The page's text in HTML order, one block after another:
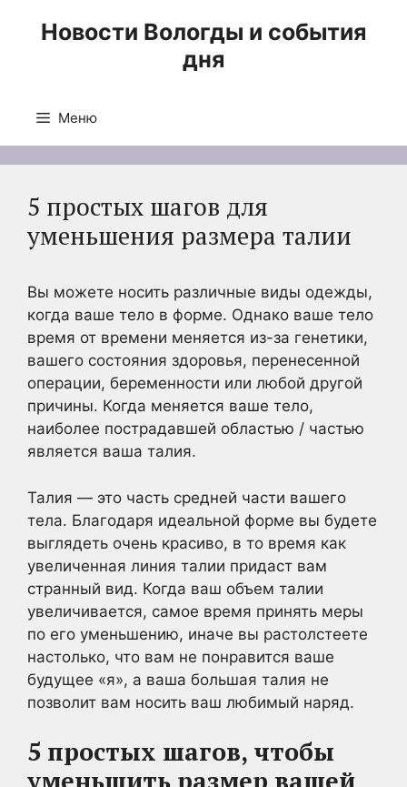
Новости Вологды и события
дня
Меню
5 простых шагов для
уменьшения размера талии
Вы можете носить различные виды одежды,
когда ваше тело в форме. Однако ваше тело
время от времени меняется из-за генетики,
вашего состояния здоровья, перенесенной
операции, беременности или любой другой
причины. Когда меняется ваше тело,
наиболее пострадавшей областью / частью
является ваша талия.
Талия — это часть средней части вашего
тела. Благодаря идеальной форме вы будете
выглядеть очень красиво, в то время как
увеличенная линия талии придаст вам
странный вид. Когда ваш объем талии
увеличивается, самое время принять меры
по его уменьшению, иначе вы растолстеете
настолько, что вам не понравится ваше
будущее «я», а ваша большая талия не
позволит вам носить ваш любимый наряд.
5 простых шагов, чтобы